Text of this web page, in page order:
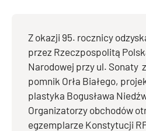
Z okazji 95. rocznicy
przez Rzeczpospolitą
Narodowej przy ul. Sonaty
pomnik Orła Białego,
plastyka Bogusława
Organizatorzy obchodów
egzemplarze Konstytucji